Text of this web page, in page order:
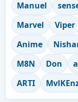
Manuel
Marvel
Viper
Anime
M8N
Don
ARTI